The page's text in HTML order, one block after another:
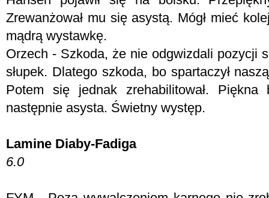
Zrewanżował mu się asystą. Mógł mieć
mądrą wystawkę.
Orzech - Szkoda, że nie odgwizdali pozycji
słupek. Dlatego szkoda, bo spartaczył
Potem się jednak zrehabilitował.
następnie asysta. Świetny występ.
Lamine Diaby-Fadiga
6.0